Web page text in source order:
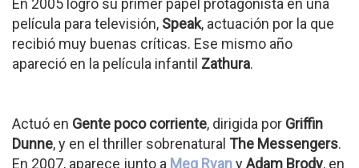
En 2005 logró su primer papel protagonista en una
película para televisión, Speak, actuación por la que
recibió muy buenas críticas. Ese mismo año
apareció en la película infantil Zathura.
Actuó en Gente poco corriente, dirigida por Griffin
Dunne, y en el thriller sobrenatural The Messengers.
En 2007, aparece junto a Meg RyanyAdam Brody, en